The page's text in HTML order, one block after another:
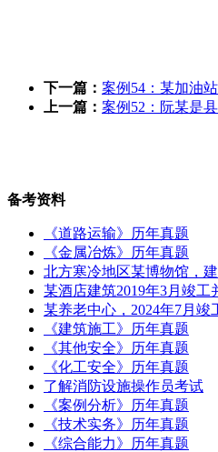
下一篇： 案例54：某加油
上一篇： 案例52：阮某是
备考资料
《道路运输》历年真题
《金属冶炼》历年真题
北方寒冷地区某博物馆，
某酒店建筑2019年3月竣
某养老中心，2024年7月
《建筑施工》历年真题
《其他安全》历年真题
《化工安全》历年真题
了解消防设施操作员考试
《案例分析》历年真题
《技术实务》历年真题
《综合能力》历年真题